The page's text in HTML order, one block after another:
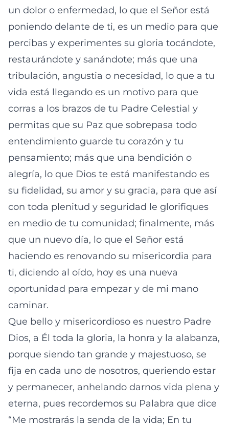
un dolor o enfermedad, lo que el Señor está
poniendo delante de ti, es un medio para que
percibas y experimentes su gloria tocándote,
restaurándote y sanándote; más que una
tribulación, angustia o necesidad, lo que a tu
vida está llegando es un motivo para que
corras a los brazos de tu Padre Celestial y
permitas que su Paz que sobrepasa todo
entendimiento guarde tu corazón y tu
pensamiento; más que una bendición o
alegría, lo que Dios te está manifestando es
su fidelidad, su amor y su gracia, para que así
con toda plenitud y seguridad le glorifiques
en medio de tu comunidad; finalmente, más
que un nuevo día, lo que el Señor está
haciendo es renovando su misericordia para
ti, diciendo al oído, hoy es una nueva
oportunidad para empezar y de mi mano
caminar.
Que bello y misericordioso es nuestro Padre
Dios, a Él toda la gloria, la honra y la alabanza,
porque siendo tan grande y majestuoso, se
fija en cada uno de nosotros, queriendo estar
y permanecer, anhelando darnos vida plena y
eterna, pues recordemos su Palabra que dice
“Me mostrarás la senda de la vida; En tu